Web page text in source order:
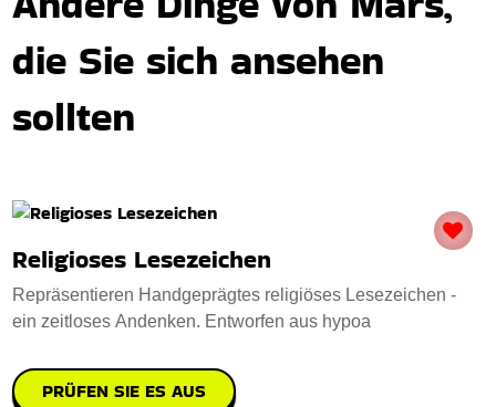
die Sie sich ansehen
sollten
Religioses Lesezeichen
Repräsentieren Handgeprägtes religiöses Lesezeichen -
ein zeitloses Andenken. Entworfen aus hypoa
PRÜFEN SIE ES AUS